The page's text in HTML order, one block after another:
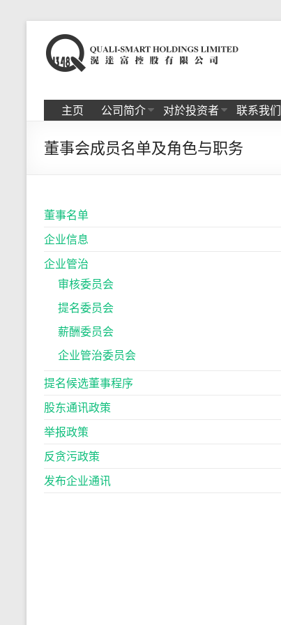
content
滉
达
富
控
股
限
公
司
主页
公司简介 对於投资者 联系我们
董事会成员名单及角色与职务
董事名单
企业信息
企业管治
审核委员会
提名委员会
薪酬委员会
企业管治委员会
提名候选董事程序
股东通讯政策
举报政策
反贪污政策
发布企业通讯